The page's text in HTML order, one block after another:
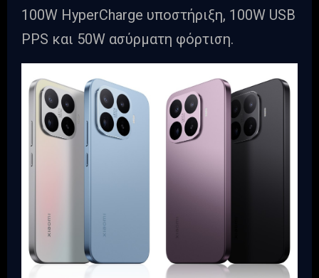
100W HyperCharge υποστήριξη, 100W USB
PPS και 50W ασύρματη φόρτιση.